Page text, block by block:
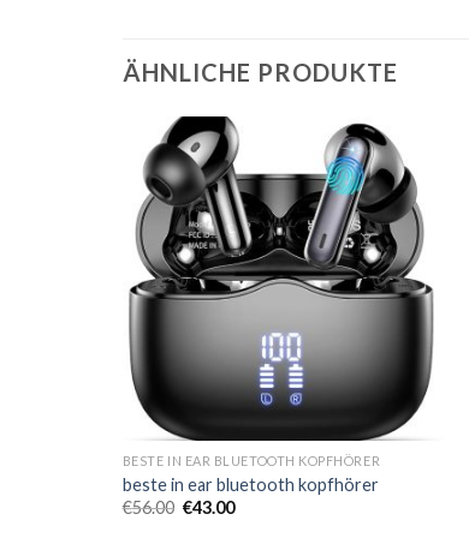
ÄHNLICHE PRODUKTE
BESTE IN EAR BLUETOOTH KOPFHÖRER
beste in ear bluetooth kopfhörer
€56.00 €43.00